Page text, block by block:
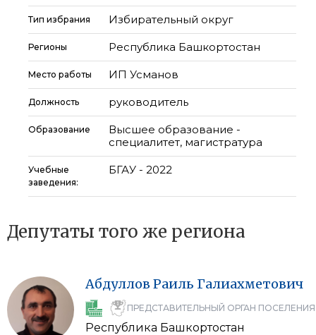
Тип избрания Избирательный округ
Регионы Республика Башкортостан
Место работы ИП Усманов
Должность руководитель
Образование
Высшее образование -
специалитет, магистратура
Учебные
заведения:
БГАУ - 2022
Депутаты того же региона
Абдуллов Раиль Галиахметович
ПРЕДСТАВИТЕЛЬНЫЙ ОРГАН ПОСЕЛЕНИЯ
Республика Башкортостан